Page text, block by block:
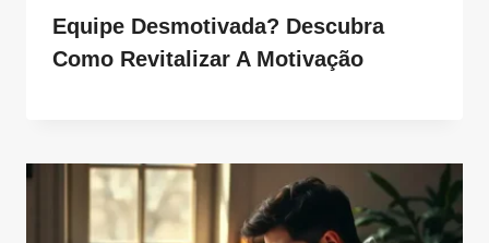
Equipe Desmotivada? Descubra
Como Revitalizar A Motivação